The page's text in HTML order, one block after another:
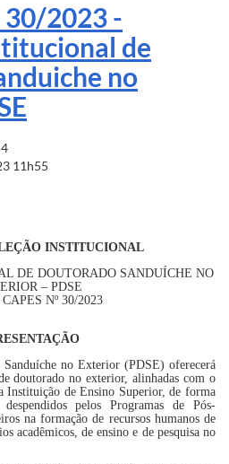
30/2023 -
de
no
11h55
INSTITUCIONAL
DE DOUTORADO SANDUÍCHE NO
– PDSE
Nº 30/2023
no Exterior (PDSE) oferecerá
doutorado no exterior, alinhadas com o
Instituição de Ensino Superior, de forma
pelos Programas de Pós-
na formação de recursos humanos de
acadêmicos, de ensino e de pesquisa no